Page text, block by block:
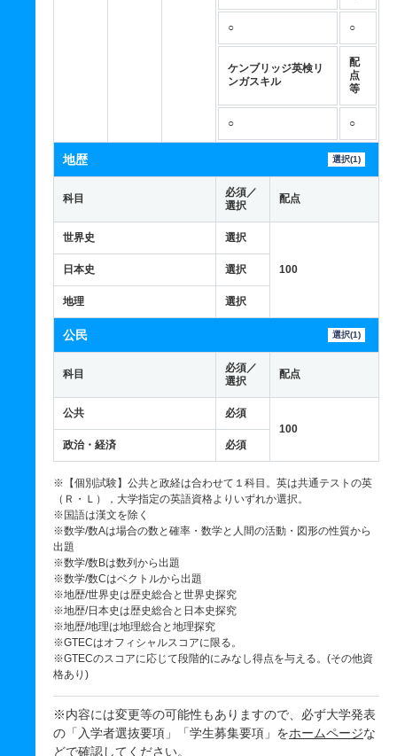
○ ○
ケンブリッジ英検リ
ンガスキル
配
点
等
○ ○
地歴 選択(1)
科目
必須／
選択
配点
世界史 選択
100
日本史 選択
地理 選択
公民 選択(1)
科目
必須／
選択
配点
公共
必須
100
政治・経済
必須
※【個別試験】公共と政経は合わせて１科目。英は共通テストの英
（Ｒ・Ｌ），大学指定の英語資格よりいずれか選択。
※国語は漢文を除く
※数学/数Aは場合の数と確率・数学と人間の活動・図形の性質から
出題
※数学/数Bは数列から出題
※数学/数Cはベクトルから出題
※地歴/世界史は歴史総合と世界史探究
※地歴/日本史は歴史総合と日本史探究
※地歴/地理は地理総合と地理探究
※GTECはオフィシャルスコアに限る。
※GTECのスコアに応じて段階的にみなし得点を与える。(その他資
格あり)
※内容には変更等の可能性もありますので、必ず大学発表
の「入学者選抜要項」「学生募集要項」をホームページな
どで確認してください。